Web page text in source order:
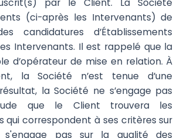
(ci-après les Intervenants) de
candidatures d’Établissements
Intervenants. Il est rappelé que la
d’opérateur de mise en relation. À
la Société n’est tenue d’une
la Société ne s’engage pas
que le Client trouvera les
qui correspondent à ses critères sur
pas sur la qualité des